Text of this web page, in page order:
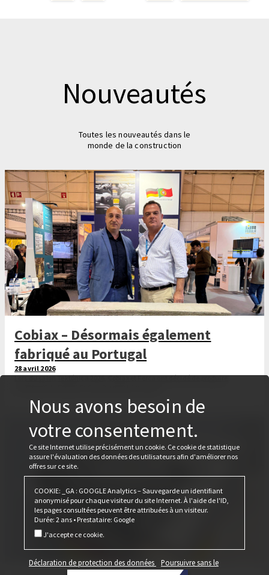
Nouveautés
Toutes les nouveautés dans le
monde de la construction
Cobiax – Désormais également
fabriqué au Portugal
28 avril 2026
Lors du salon Tektónica 2026, Cobiax et Ferca ont décidé de produire
Nous avons besoin de
votre consentement.
Ce site Internet utilise précisément un cookie. Ce cookie de statistique
assure l'évaluation des données des utilisateurs afin d'améliorer nos
offres sur ce site.
COOKIE: _GA : GOOGLE Analytics – Sauvegarde un identifiant
anonymisé pour chaque visiteur du site Internet. À l'aide de l'ID,
les pages consultées peuvent être attribuées à un visiteur.
Durée: 2 ans • Prestataire: Google
J'accepte ce cookie.
Déclaration de protection des données
Poursuivre sans le